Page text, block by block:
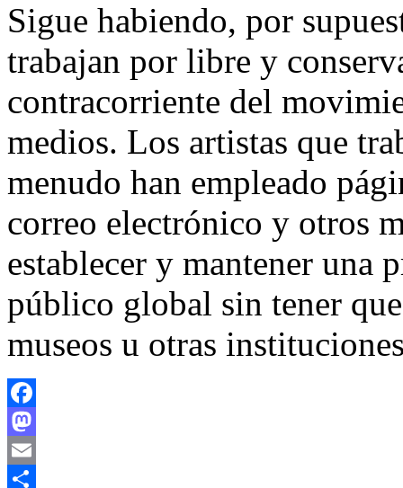
Sigue habiendo, por
trabajan por libre y
contracorriente del
medios. Los artistas que
menudo han empleado
correo electrónico y otros
establecer y mantener una
público global sin tener
museos u otras
Facebook
Mastodon
Email